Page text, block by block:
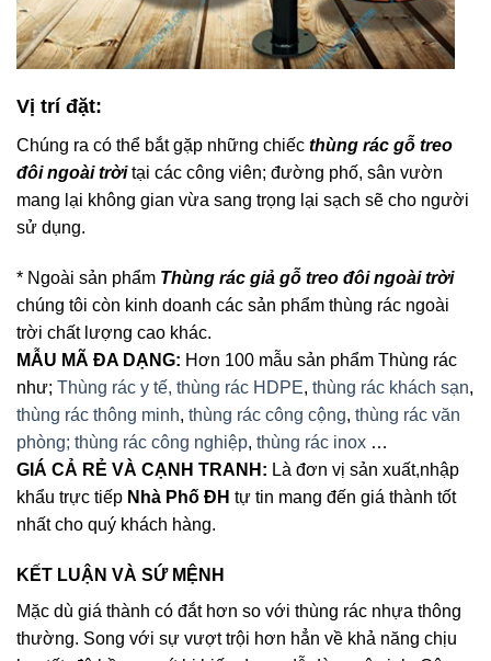
Vị trí đặt:
Chúng ra có thể bắt gặp những chiếc thùng rác gỗ treo
đôi ngoài trờitại các công viên; đường phố, sân vườn
mang lại không gian vừa sang trọng lại sạch sẽ cho người
sử dụng.
* Ngoài sản phẩm Thùng rác giả gỗ treo đôi ngoài trời
chúng tôi còn kinh doanh các sản phẩm thùng rác ngoài
trời chất lượng cao khác.
MẪU MÃ ĐA DẠNG: Hơn 100 mẫu sản phẩm Thùng rác
như; Thùng rác y tế, thùng rác HDPE, thùng rác khách sạn,
thùng rác thông minh, thùng rác công cộng, thùng rác văn
phòng; thùng rác công nghiệp, thùng rác inox …
GIÁ CẢ RẺ VÀ CẠNH TRANH: Là đơn vị sản xuất,nhập
khẩu trực tiếp Nhà Phố ĐH tự tin mang đến giá thành tốt
nhất cho quý khách hàng.
KẾT LUẬN VÀ SỨ MỆNH
Mặc dù giá thành có đắt hơn so với thùng rác nhựa thông
thường. Song với sự vượt trội hơn hẳn về khả năng chịu